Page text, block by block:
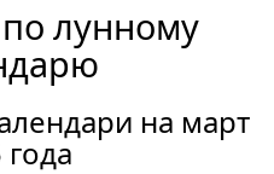
лунному
на март